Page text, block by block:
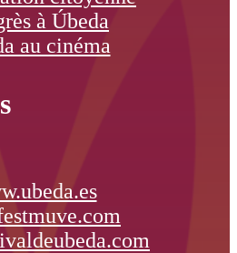
à Úbeda
au cinéma